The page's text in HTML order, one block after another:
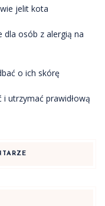
jelit kota
dla osób z alergią na
o ich skórę
utrzymać prawidłową